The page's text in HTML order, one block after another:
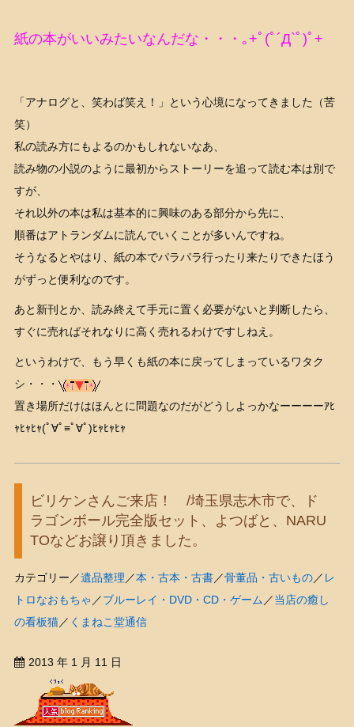
紙の本がいいみたいなんだな・・・｡+ﾟ(ﾟ´Д`ﾟ)ﾟ+
「アナログと、笑わば笑え！」という心境になってきました（苦
笑）
私の読み方にもよるのかもしれないなあ、
読み物の小説のように最初からストーリーを追って読む本は別で
すが、
それ以外の本は私は基本的に興味のある部分から先に、
順番はアトランダムに読んでいくことが多いんですね。
そうなるとやはり、紙の本でパラパラ行ったり来たりできたほう
がずっと便利なのです。
あと新刊とか、読み終えて手元に置く必要がないと判断したら、
すぐに売ればそれなりに高く売れるわけですしねえ。
というわけで、もう早くも紙の本に戻ってしまっているワタク
シ・・・
置き場所だけはほんとに問題なのだがどうしよっかなーーーーｱﾋ
ｬﾋｬﾋｬ(ﾟ∀ﾟ≡ﾟ∀ﾟ)ﾋｬﾋｬﾋｬ
ビリケンさんご来店！ /埼玉県志木市で、ド
ラゴンボール完全版セット、よつばと、NARU
TOなどお譲り頂きました。
カテゴリー／遺品整理 ／本・古本・古書／骨董品・古いもの／ レ
トロなおもちゃ ／ブルーレイ・DVD・CD・ゲーム ／当店の癒し
の看板猫／ くまねこ堂通信
2013 年 1 月 11 日